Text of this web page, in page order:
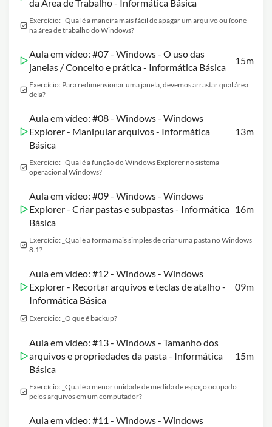
da Área de Trabalho - Informática Básica
Exercício: _Qual é a maneira mais fácil de apagar um arquivo ou ícone
na área de trabalho do Windows?
Aula em vídeo: #07 - Windows - O uso das
janelas / Conceito e prática - Informática Básica
15m
Exercício: Para redimensionar uma janela, devemos arrastar qual área
dela?
Aula em vídeo: #08 - Windows - Windows
Explorer - Manipular arquivos - Informática
Básica
13m
Exercício: _Qual é a função do Windows Explorer no sistema
operacional Windows?
Aula em vídeo: #09 - Windows - Windows
Explorer - Criar pastas e subpastas - Informática
Básica
16m
Exercício: _Qual é a forma mais simples de criar uma pasta no Windows
8.1?
Aula em vídeo: #12 - Windows - Windows
Explorer - Recortar arquivos e teclas de atalho -
Informática Básica
09m
Exercício: _O que é backup?
Aula em vídeo: #13 - Windows - Tamanho dos
arquivos e propriedades da pasta - Informática
Básica
15m
Exercício: _Qual é a menor unidade de medida de espaço ocupado
pelos arquivos em um computador?
Aula em vídeo: #11 - Windows - Windows